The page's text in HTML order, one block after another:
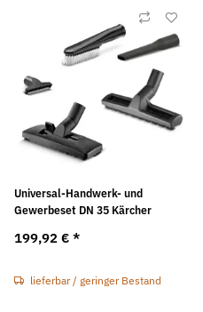
Universal-Handwerk- und
Gewerbeset DN 35 Kärcher
199,92 € *
lieferbar / geringer Bestand